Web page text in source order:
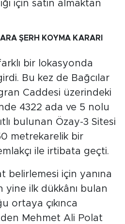
için satın almaktan
ŞERH KOYMA KARARI
bir lokasyonda
Bu kez de Bağcılar
Caddesi üzerindeki
4322 ada ve 5 nolu
bulunan Özay-3 Sitesi
metrekarelik bir
ile irtibata geçti.
belirlemesi için yanına
yine ilk dükkânı bulan
ortaya çıkınca
Mehmet Ali Polat